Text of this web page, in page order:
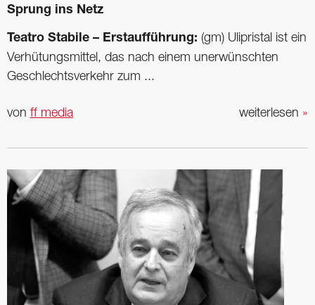
Sprung ins Netz
Teatro Stabile – Erstaufführung: (gm) Ulipristal ist ein
Verhütungsmittel, das nach einem unerwünschten
Geschlechtsverkehr zum ...
weiterlesen »
von ff media